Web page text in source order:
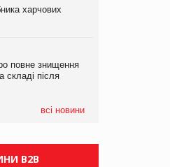
харчових
повне знищення
складі після
всі новини
новинки від ТМ
заморожені
харчових
повне знищення
складі після
B2B